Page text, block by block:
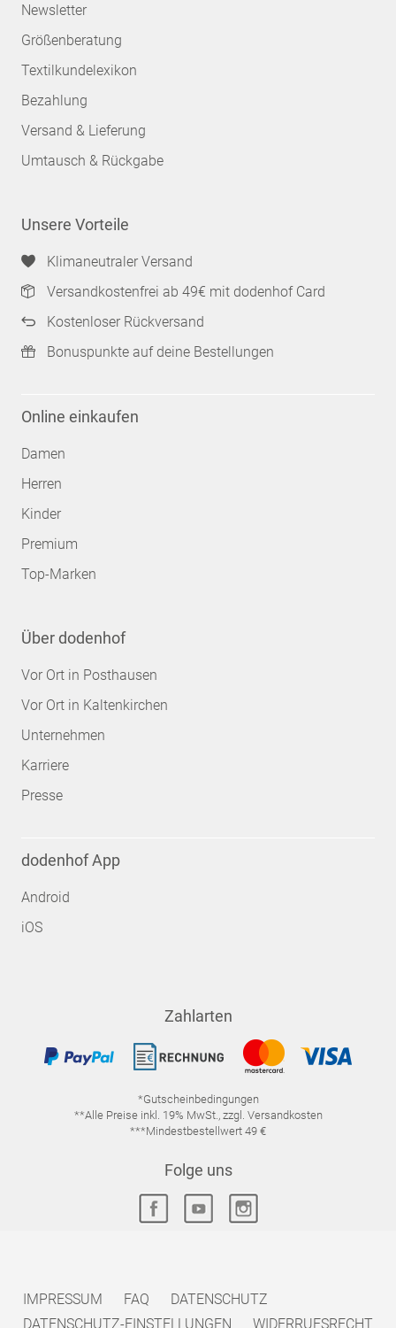
Newsletter
Größenberatung
Textilkundelexikon
Bezahlung
Versand & Lieferung
Umtausch & Rückgabe
Unsere Vorteile
Klimaneutraler Versand
Versandkostenfrei ab 49€ mit dodenhof Card
Kostenloser Rückversand
Bonuspunkte auf deine Bestellungen
Online einkaufen
Damen
Herren
Kinder
Premium
Top-Marken
Über dodenhof
Vor Ort in Posthausen
Vor Ort in Kaltenkirchen
Unternehmen
Karriere
Presse
dodenhof App
Android
iOS
Zahlarten
*Gutscheinbedingungen
**Alle Preise inkl. 19% MwSt., zzgl. Versandkosten
***Mindestbestellwert 49 €
Folge uns
IMPRESSUM FAQ
DATENSCHUTZ
DATENSCHUTZ-EINSTELLUNGEN
WIDERRUFSRECHT